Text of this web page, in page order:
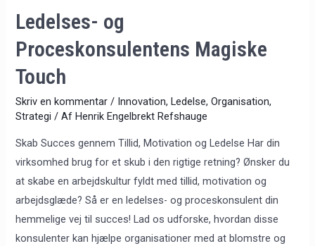
Ledelses- og
Proceskonsulentens Magiske
Touch
Skriv en kommentar / Innovation,Ledelse,Organisation,
Strategi / AfHenrik Engelbrekt Refshauge
Skab Succes gennem Tillid, Motivation og Ledelse Har din
virksomhed brug for et skub i den rigtige retning? Ønsker du
at skabe en arbejdskultur fyldt med tillid, motivation og
arbejdsglæde? Så er en ledelses- og proceskonsulent din
hemmelige vej til succes! Lad os udforske, hvordan disse
konsulenter kan hjælpe organisationer med at blomstre og